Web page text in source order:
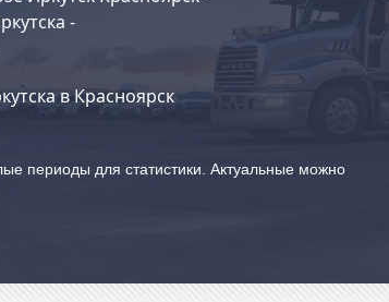
-
в Красноярск
периоды для статистики. Актуальные можно